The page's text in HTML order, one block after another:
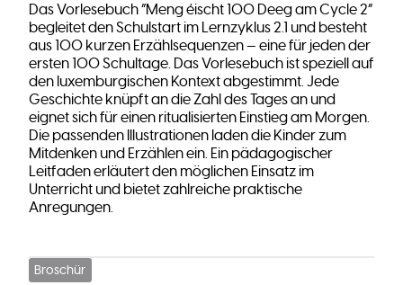
Das Vorlesebuch “Meng éischt 100 Deeg am Cycle 2”
begleitet den Schulstart im Lernzyklus 2.1 und besteht
aus 100 kurzen Erzählsequenzen — eine für jeden der
ersten 100 Schultage. Das Vorlesebuch ist speziell auf
den luxemburgischen Kontext abgestimmt. Jede
Geschichte knüpft an die Zahl des Tages an und
eignet sich für einen ritualisierten Einstieg am Morgen.
Die passenden Illustrationen laden die Kinder zum
Mitdenken und Erzählen ein. Ein pädagogischer
Leitfaden erläutert den möglichen Einsatz im
Unterricht und bietet zahlreiche praktische
Anregungen.
Broschür